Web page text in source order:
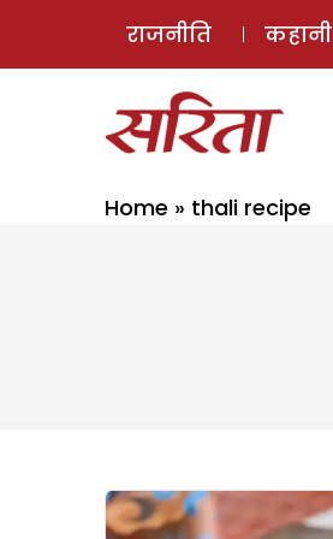
राजनीति कहानी
Home » thali recipe